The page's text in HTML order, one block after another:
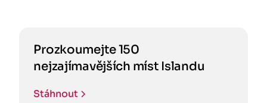
Prozkoumejte 150
nejzajímavějších míst Islandu
Stáhnout